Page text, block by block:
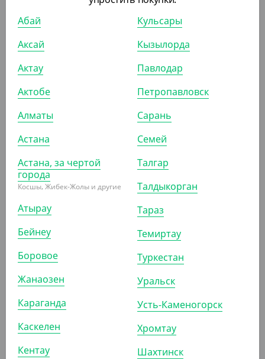
АРТ. 23011061
736₸ 800₸
Соусница с совмещенной крышкой, 50мл, прозрачная
УП (80)
АРТ. 2301220
Абай
Аксай
Актау
Актобе
Алматы
Астана
Астана, за чертой
города
Косшы, Жибек-Жолы и другие
Атырау
Бейнеу
Боровое
Жанаозен
Караганда
Каскелен
Кентау
Кульсары
Кызылорда
Павлодар
Петропавловск
Сарань
Семей
Талгар
Талдыкорган
Тараз
Темиртау
Туркестан
Уральск
Усть-Каменогорск
Хромтау
Шахтинск